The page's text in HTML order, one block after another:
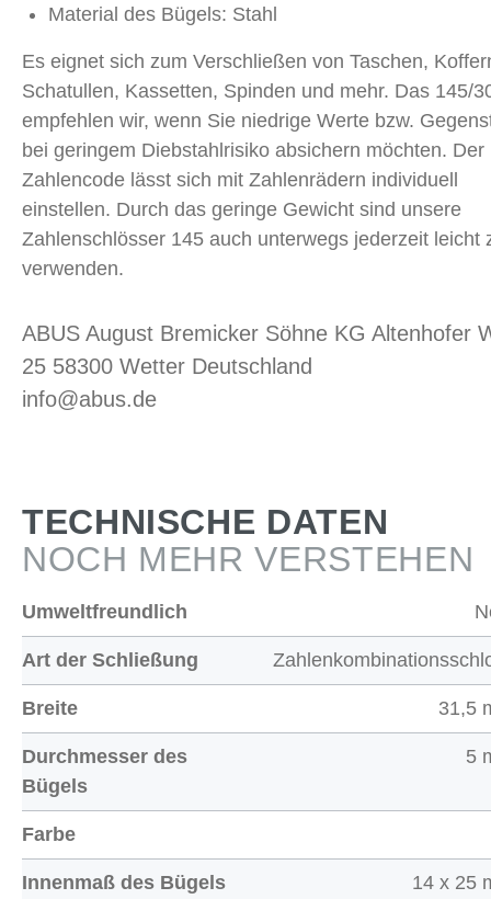
Material des Bügels: Stahl
Es eignet sich zum Verschließen von Taschen,
Schatullen, Kassetten, Spinden und mehr. Das 145/
empfehlen wir, wenn Sie niedrige Werte bzw.
bei geringem Diebstahlrisiko absichern möchten. Der
Zahlencode lässt sich mit Zahlenrädern individuell
einstellen. Durch das geringe Gewicht sind unsere
Zahlenschlösser 145 auch unterwegs jederzeit leicht
verwenden.
ABUS August Bremicker Söhne KG Altenhofer
25 58300 Wetter Deutschland
info@abus.de
TECHNISCHE DATEN
NOCH MEHR VERSTEHEN
Umweltfreundlich
Art der Schließung
Breite 31,5
Durchmesser des
Bügels
5
Farbe
Innenmaß des Bügels 14 x 25